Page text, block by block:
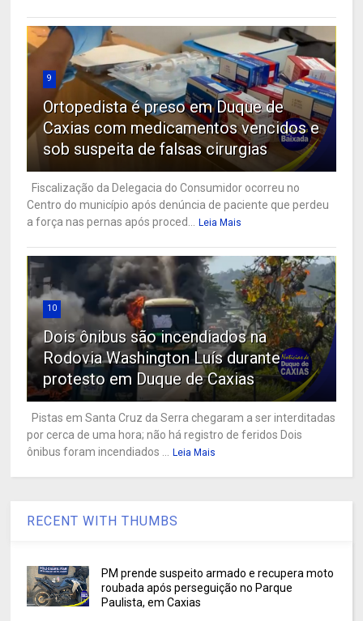
9
Ortopedista é preso em Duque de
Caxias com medicamentos vencidos e
sob suspeita de falsas cirurgias
Fiscalização da Delegacia do Consumidor ocorreu no
Centro do município após denúncia de paciente que perdeu
a força nas pernas após proced...
Leia Mais
10
Dois ônibus são incendiados na
Rodovia Washington Luís durante
protesto em Duque de Caxias
Pistas em Santa Cruz da Serra chegaram a ser interditadas
por cerca de uma hora; não há registro de feridos Dois
ônibus foram incendiados ...
Leia Mais
RECENT WITH THUMBS
PM prende suspeito armado e recupera moto
roubada após perseguição no Parque
Paulista, em Caxias